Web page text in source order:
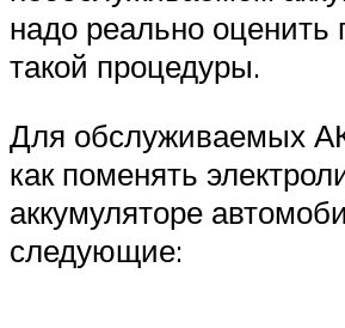
надо реально оценить
такой процедуры.
Для обслуживаемых
как поменять
аккумуляторе
следующие: